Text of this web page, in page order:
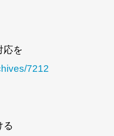
応を
7212
る